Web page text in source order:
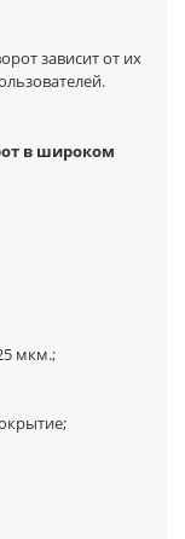
зависит от их
в широком
мкм.;